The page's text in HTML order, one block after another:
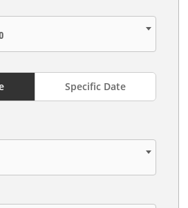
Specific Date